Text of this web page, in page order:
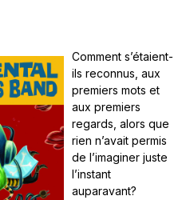
Comment s’étaient-
ils reconnus, aux
premiers mots et
aux premiers
regards, alors que
rien n’avait permis
de l’imaginer juste
l’instant
auparavant?